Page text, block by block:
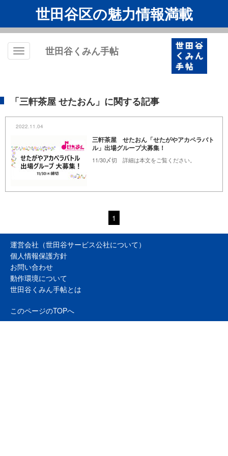
世田谷区の魅力情報満載
Toggle
世田谷くみん手帖
「三軒茶屋 せたおん」に関する記事
2022.11.04
三軒茶屋 せたおん「せたがやアカペラバト
ル」出場グループ大募集！
11/30〆切 詳細は本文をご覧ください。
1
運営会社（世田谷サービス公社について）
個人情報保護方針
お問い合わせ
動作環境について
世田谷くみん手帖とは
このページのTOPへ